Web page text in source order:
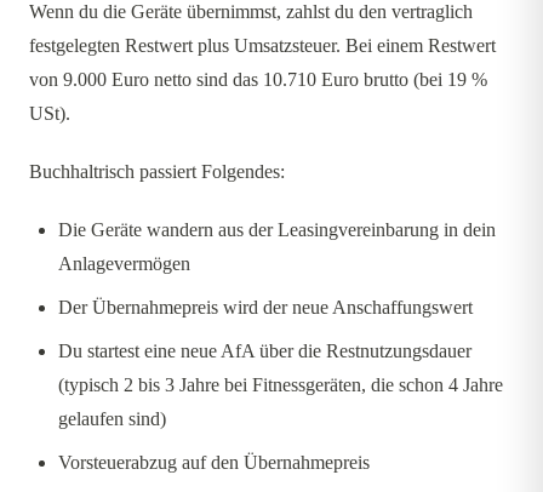
Wenn du die Geräte übernimmst, zahlst du den vertraglich
festgelegten Restwert plus Umsatzsteuer. Bei einem Restwert
von 9.000 Euro netto sind das 10.710 Euro brutto (bei 19 %
USt).
Buchhaltrisch passiert Folgendes:
Die Geräte wandern aus der Leasingvereinbarung in dein
Anlagevermögen
Der Übernahmepreis wird der neue Anschaffungswert
Du startest eine neue AfA über die Restnutzungsdauer
(typisch 2 bis 3 Jahre bei Fitnessgeräten, die schon 4 Jahre
gelaufen sind)
Vorsteuerabzug auf den Übernahmepreis